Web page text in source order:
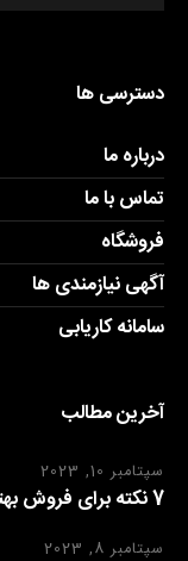
دسترسی ها
درباره ما
تماس با ما
فروشگاه
آگهی نیازمندی ها
سامانه کاریابی
آخرین مطالب
سپتامبر 10, 2023
7 نکته برای فروش بهتر محصولات معدنی
سپتامبر 8, 2023